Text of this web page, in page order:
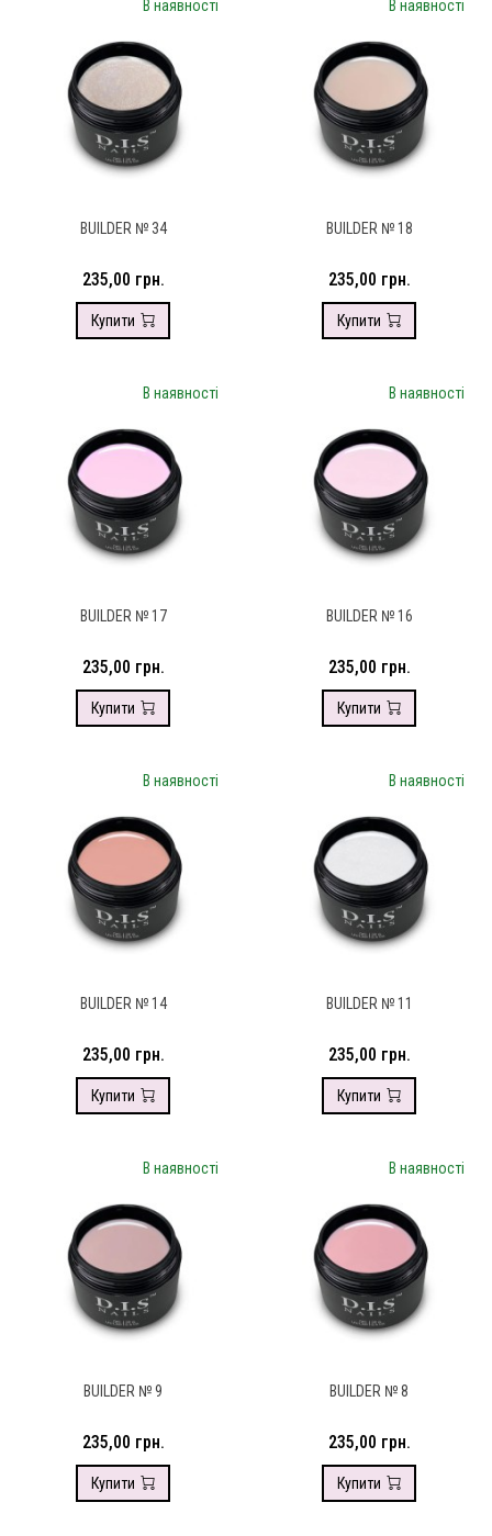
В наявності
BUILDER № 34
235,00 грн.
Купити
В наявності
BUILDER № 18
235,00 грн.
Купити
В наявності
BUILDER № 17
235,00 грн.
Купити
В наявності
BUILDER № 16
235,00 грн.
Купити
В наявності
BUILDER № 14
235,00 грн.
Купити
В наявності
BUILDER № 11
235,00 грн.
Купити
В наявності
BUILDER № 9
235,00 грн.
Купити
В наявності
BUILDER № 8
235,00 грн.
Купити